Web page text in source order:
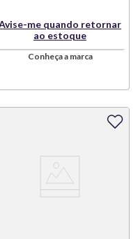
me quando retornar
ao estoque
Conheça a marca